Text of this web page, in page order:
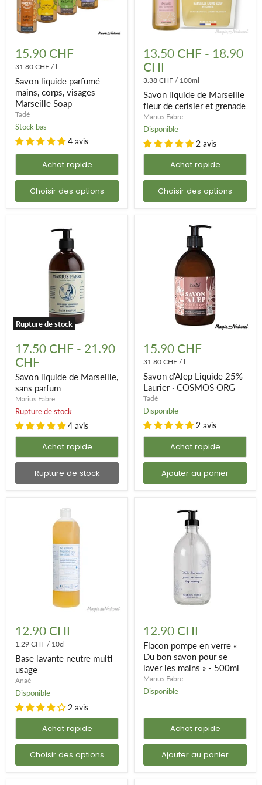
liquide
parfumé
mains,
corps,
visages
Marseille
Soap
15.90 CHF
31.80 CHF / l
Savon liquide parfumé
mains, corps, visages -
Marseille Soap
Tadé
Stock bas
4 avis
Achat rapide
Choisir des options
liquide
de
Marseille
fleur
de
cerisier
et
grenade
13.50 CHF - 18.90
CHF
3.38 CHF / 100ml
Savon liquide de Marseille
fleur de cerisier et grenade
Marius Fabre
Disponible
2 avis
Achat rapide
Choisir des options
Rupture de stock
liquide
de
Marseille,
sans
parfum
17.50 CHF - 21.90
CHF
Savon liquide de Marseille,
sans parfum
Marius Fabre
Rupture de stock
4 avis
Achat rapide
Rupture de stock
d'Alep
Liquide
25%
Laurier
COSMOS
ORG
15.90 CHF
31.80 CHF / l
Savon d'Alep Liquide 25%
Laurier · COSMOS ORG
Tadé
Disponible
2 avis
Achat rapide
Ajouter au panier
lavante
neutre
multi-
usage
12.90 CHF
1.29 CHF / 10cl
Base lavante neutre multi-
usage
Anaé
Disponible
2 avis
Achat rapide
Choisir des options
pompe
en
verre
Du
bon
savon
pour
les
»
500ml
12.90 CHF
Flacon pompe en verre «
Du bon savon pour se
laver les mains » - 500ml
Marius Fabre
Disponible
Achat rapide
Ajouter au panier